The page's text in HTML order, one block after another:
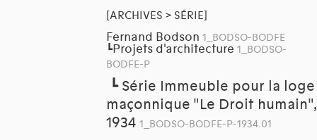
[ARCHIVES > SÉRIE]
Fernand Bodson 1_BODSO-BODFE
┗Projets d'architecture 1_BODSO-
BODFE-P
┗ Série Immeuble pour la loge
maçonnique "Le Droit humain",
1934 1_BODSO-BODFE-P-1934.01